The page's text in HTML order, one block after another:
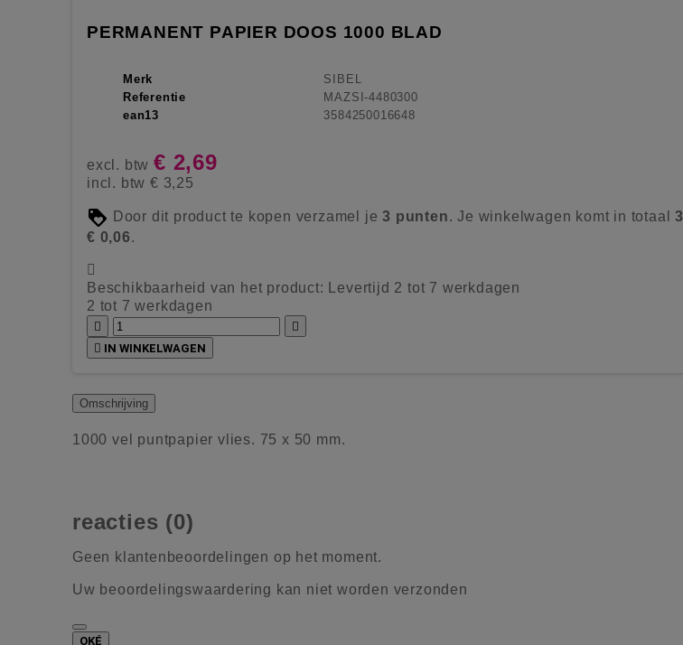
PERMANENT PAPIER DOOS 1000 BLAD
Merk
SIBEL
Referentie
MAZSI-4480300
ean13
3584250016648
excl. btw € 2,69
incl. btw € 3,25
Door dit product te kopen verzamel je3 punten. Je winkelwagen komt in totaal3
€ 0,06.

Beschikbaarheid van het product:
Levertijd 2 tot 7 werkdagen
2 tot 7 werkdagen


 IN WINKELWAGEN
Omschrijving
1000 vel puntpapier vlies. 75 x 50 mm.
reacties (0)
Geen klantenbeoordelingen op het moment.
Uw beoordelingswaardering kan niet worden verzonden
OKÉ